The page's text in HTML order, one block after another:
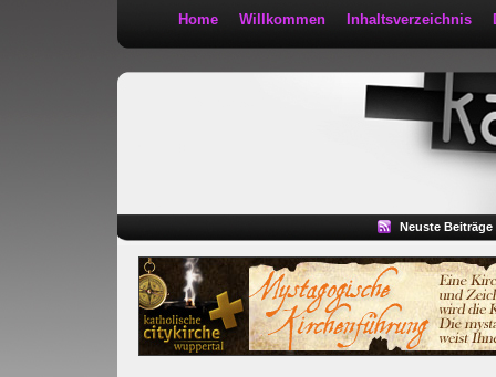
Home Willkommen Inhaltsverzeichnis
Neuste Beiträge